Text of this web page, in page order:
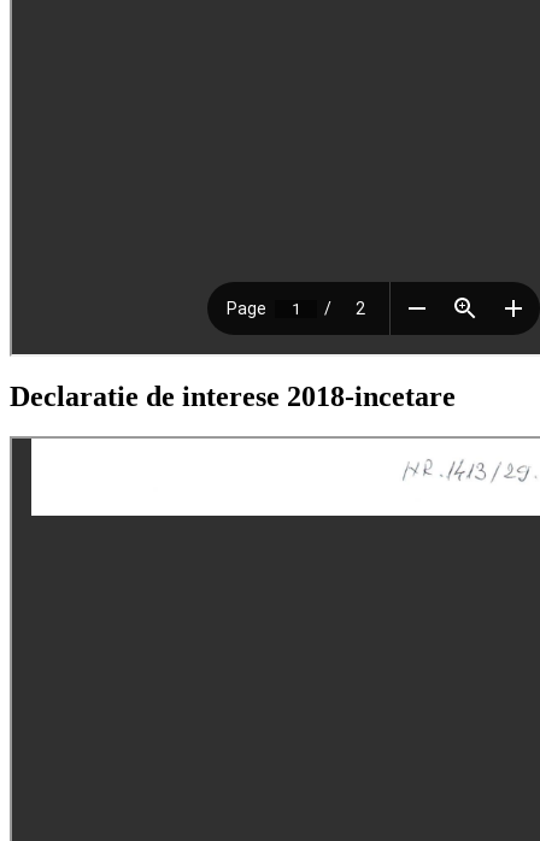
Declaratie de interese 2018-incetare